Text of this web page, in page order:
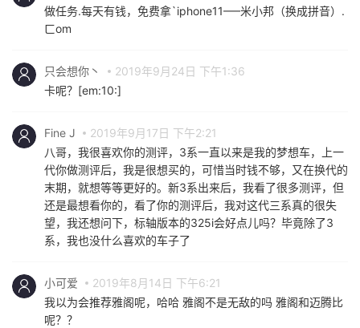
做任务.每天有钱，免费拿`iphone11—–米小邦（换成拼音）.
ㄈom
只会想你丶
2019年9月24日 下午1:36
卡呢？[em:10:]
Fine J
2019年9月17日 下午2:21
八哥，我很喜欢你的测评，3系一直以来是我的梦想车，上一
代你做测评后，我是很想买的，可惜当时钱不够，又在换代的
末期，就想等等更好的。新3系出来后，我看了很多测评，但
还是最想看你的，看了你的测评后，我对这代三系真的很失
望，我还想问下，标轴版本的325i会好点儿吗？毕竟除了3
系，我也没什么喜欢的车子了
小可爱
2019年8月14日 下午6:21
我以为会推荐雅阁呢，哈哈 雅阁不是无敌的吗 雅阁和迈腾比
呢？？